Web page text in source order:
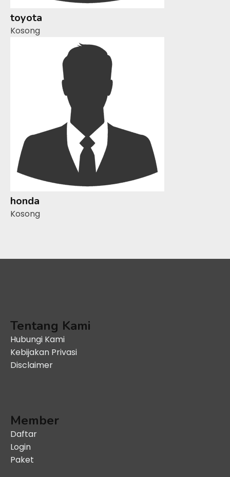
toyota
Kosong
honda
Kosong
Tentang Kami
Hubungi Kami
Kebijakan Privasi
Disclaimer
Member
Daftar
Login
Paket